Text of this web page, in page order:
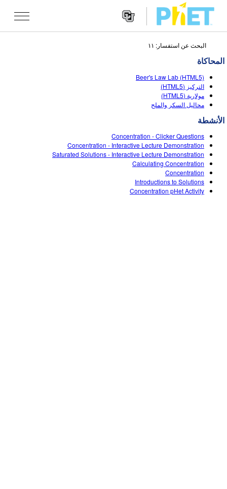
Search
the
PhET
Website
Navigation
تقنيات المحاكاة
All Sims
الفيزياء
الرياضيات
الكيمياء
علم الأرض
علم الأحياء
STUDIO
About Studio
Customizable Sims
Start a Free Trial
Purchase a License
TEACHING
تصفح
Contribute an Activity
Activity Contribution Guidelines
Virtual Workshops
البحث
INITIATIVES
Inclusive Design
PhET Global
تسجيل الدخول/ التسجيل
البحث عن استفسار: ١١
المحاكاة
Beer's Law Lab (HTML5)
التركيز (HTML5)
مولارية (HTML5)
محاليل السكر والملح
الأنشطة
Concentration - Clicker Questions
Concentration - Interactive Lecture Demonstration
Saturated Solutions - Interactive Lecture Demonstration
Calculating Concentration
Concentration
Introductions to Solutions
Concentration pHet Activity